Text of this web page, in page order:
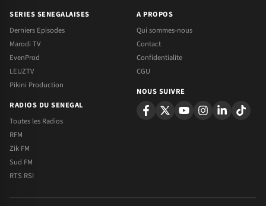
SERIES SENEGALAISES
Derniers Episodes
Marodi TV
EvenProd
LEUZTV
Pikini Production
RADIOS DU SENEGAL
Toutes les Radios
RFM
Zik FM
Sud FM
RTS RSI
A PROPOS
Qui sommes-nous
Contact
Confidentialite
CGU
NOUS SUIVRE